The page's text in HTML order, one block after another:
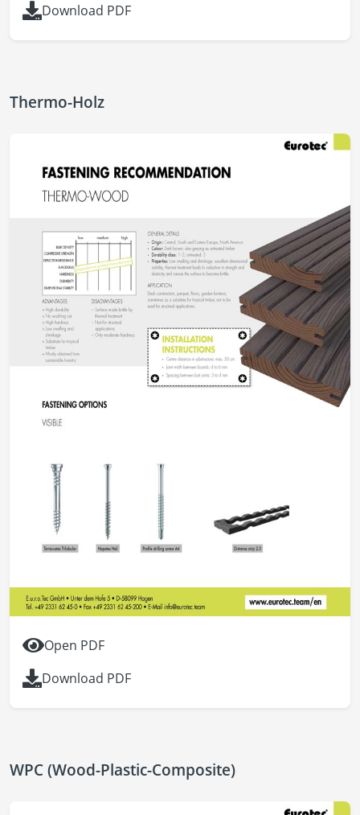
Download PDF
Thermo-Holz
Open PDF
Download PDF
WPC (Wood-Plastic-Composite)